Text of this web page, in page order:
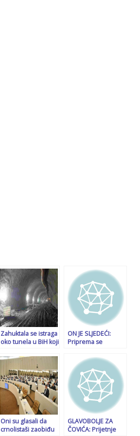
Zahuktala se istraga
oko tunela u BiH koji
skoro 400 miliona
ON JE SLJEDEĆI:
Priprema se
predsjednika
Skupštine RS,
Nenada Stevandića!
Oni su glasali da
crnolistaši zaobiđu
GLAVOBOLJE ZA
ČOVIĆA: Prijetnje